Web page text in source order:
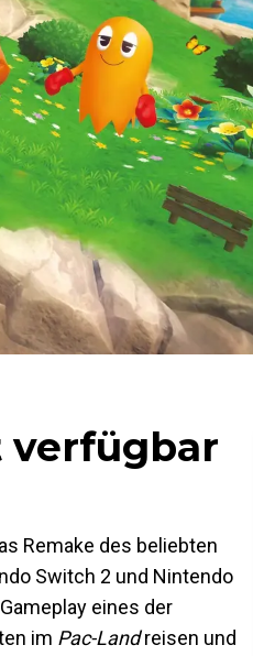
verfügbar
Remake des beliebten
Switch 2 und Nintendo
eines der
im Pac-Landreisen und